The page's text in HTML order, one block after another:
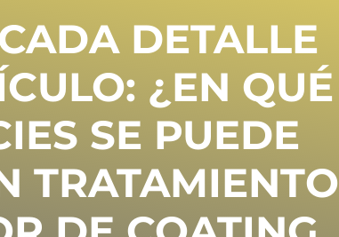
DETALLE
¿EN QUÉ
SE PUEDE
TRATAMIENTO